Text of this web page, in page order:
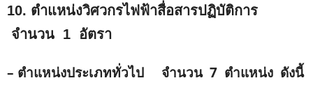
10. ตำแหน่งวิศวกรไฟฟ้าสื่อสารปฏิบัติการ
จำนวน 1 อัตรา
– ตำแหน่งประเภททั่วไป จำนวน 7 ตำแหน่ง ดังนี้